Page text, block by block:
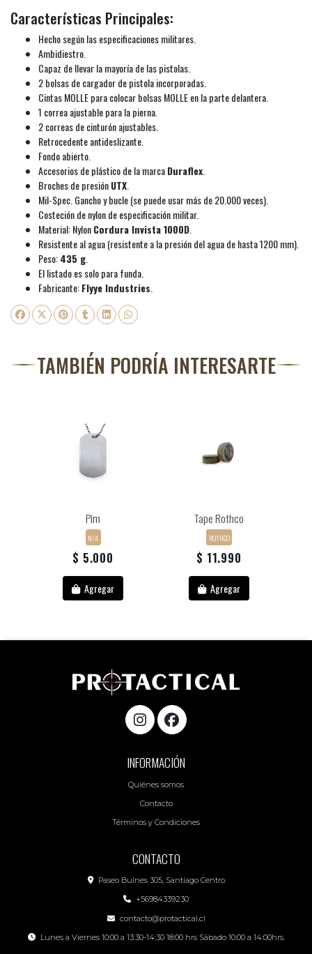
Características Principales:
Hecho según las especificaciones militares.
Ambidiestro.
Capaz de llevar la mayoría de las pistolas.
2 bolsas de cargador de pistola incorporadas.
Cintas MOLLE para colocar bolsas MOLLE en la parte delantera.
1 correa ajustable para la pierna.
2 correas de cinturón ajustables.
Retrocedente antideslizante.
Fondo abierto.
Accesorios de plástico de la marcaDuraflex
Broches de presiónUTX
Mil-Spec. Gancho y bucle (se puede usar más de 20.000 veces).
Costeción de nylon de especificación militar.
Material: NylonCordura Invista 1000D
Resistente al agua (resistente a la presión del agua de hasta 1200 mm).
Peso:435 g
El listado es solo para funda.
Fabricante:Flyye Industries
TAMBIÉN PODRÍA INTERESARTE
Pim
N/A
$ 5.000
Agregar
Tape Rothco
ROTHCO
$ 11.990
Agregar
INFORMACIÓN
Quiénes somos
Contacto
Términos y Condiciones
CONTACTO
Paseo Bulnes 305, Santiago Centro
+56984339230
contacto@protactical.cl
Lunes a Viernes 10:00 a 13:30-14:30 18:00 hrs Sábado 10:00 a 14:00hrs.